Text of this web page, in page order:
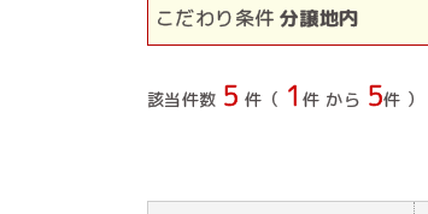
こだわり条件 分譲地内
該当件数 5 件（ 1件 から 5件 ）